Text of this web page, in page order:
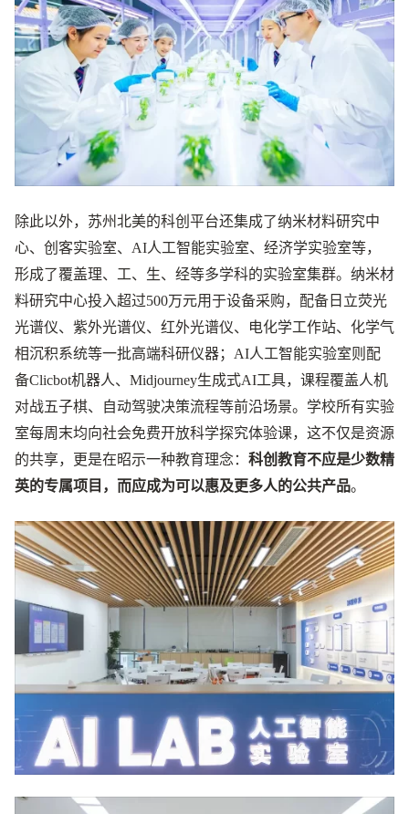
除此以外，苏州北美的科创平台还集成了纳米材料研究中
心、创客实验室、AI人工智能实验室、经济学实验室等，
形成了覆盖理、工、生、经等多学科的实验室集群。纳米材
料研究中心投入超过500万元用于设备采购，配备日立荧光
光谱仪、紫外光谱仪、红外光谱仪、电化学工作站、化学气
相沉积系统等一批高端科研仪器；AI人工智能实验室则配
备Clicbot机器人、Midjourney生成式AI工具，课程覆盖人机
对战五子棋、自动驾驶决策流程等前沿场景。学校所有实验
室每周末均向社会免费开放科学探究体验课，这不仅是资源
的共享，更是在昭示一种教育理念： 科创教育不应是少数精
英的专属项目，而应成为可以惠及更多人的公共产品。